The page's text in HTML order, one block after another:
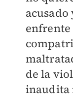
acusado
de la
inaudita